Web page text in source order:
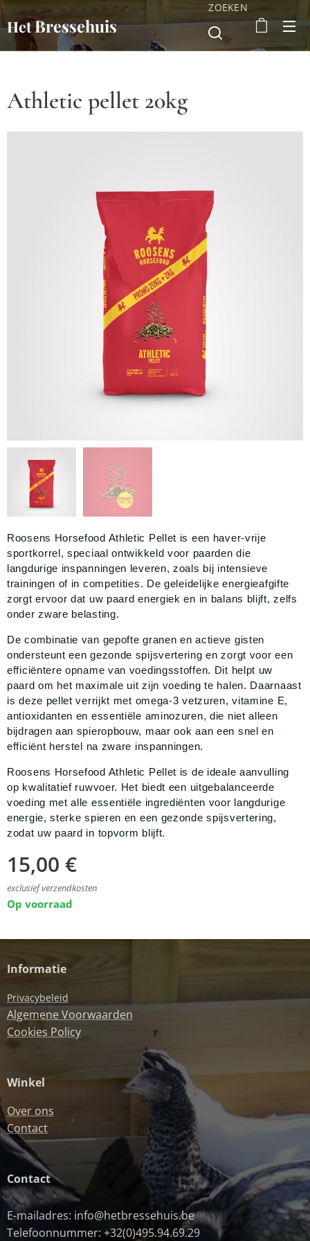
HetBressehuis
ZOEKEN
Athletic pellet 20kg
Roosens Horsefood Athletic Pellet is een haver-vrije
sportkorrel, speciaal ontwikkeld voor paarden die
langdurige inspanningen leveren, zoals bij intensieve
trainingen of in competities. De geleidelijke energieafgifte
zorgt ervoor dat uw paard energiek en in balans blijft, zelfs
onder zware belasting.
De combinatie van gepofte granen en actieve gisten
ondersteunt een gezonde spijsvertering en zorgt voor een
efficiëntere opname van voedingsstoffen. Dit helpt uw
paard om het maximale uit zijn voeding te halen. Daarnaast
is deze pellet verrijkt met omega-3 vetzuren, vitamine E,
antioxidanten en essentiële aminozuren, die niet alleen
bijdragen aan spieropbouw, maar ook aan een snel en
efficiënt herstel na zware inspanningen.
Roosens Horsefood Athletic Pellet is de ideale aanvulling
op kwalitatief ruwvoer. Het biedt een uitgebalanceerde
voeding met alle essentiële ingrediënten voor langdurige
energie, sterke spieren en een gezonde spijsvertering,
zodat uw paard in topvorm blijft.
15,00 €
exclusief verzendkosten
Op voorraad
Informatie
Privacybeleid
Algemene Voorwaarden
Cookies Policy
Winkel
Over ons
Contact
Contact
E-mailadres: info@hetbressehuis.be
Telefoonnummer: +32(0)495.94.69.29